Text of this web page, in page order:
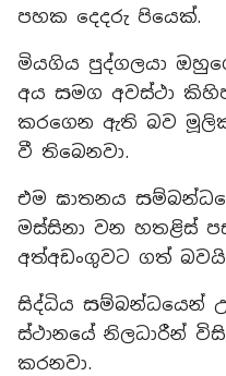
පහක දෙදරු පියෙක්.
මියගිය පුද්ගලයා
අය සමග අවස්ථා
කරගෙන ඇති බව
වී තිබෙනවා.
එම ඝාතනය
මස්සිනා වන හතළිස්
අත්අඩංගුවට ගත්
සිද්ධිය සම්බන්ධයෙන්
ස්ථානයේ නිලධාරීන්
කරනවා.